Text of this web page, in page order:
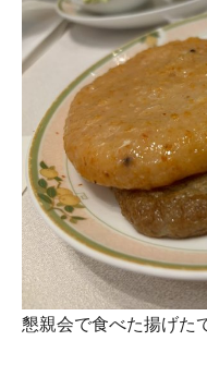
懇親会で食べた揚げた